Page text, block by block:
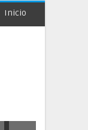
Inicio